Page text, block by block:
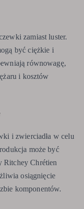
zamiast luster.
być ciężkie i
równowagę,
i kosztów
i zwierciadła w celu
może być
Ritchey Chrétien
osiągnięcie
komponentów.